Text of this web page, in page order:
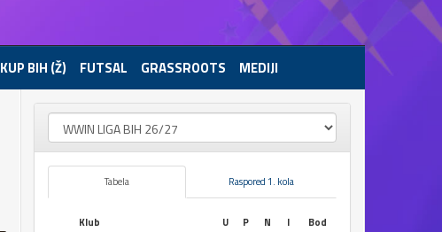
KUP BIH (Ž) FUTSAL GRASSROOTS MEDIJI
Tabela Raspored 1. kola
Klub U P N I
Bod